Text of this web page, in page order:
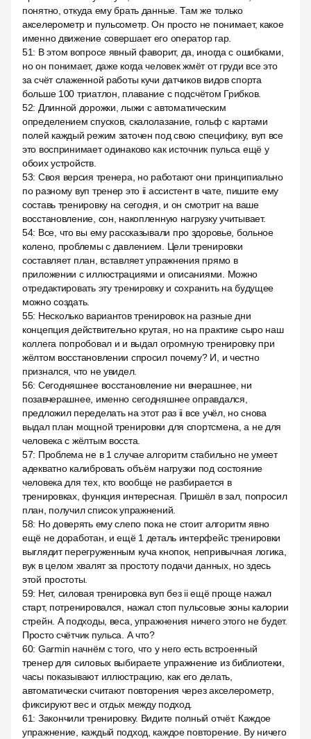
понятно, откуда ему брать данные. Там же только
акселерометр и пульсометр. Он просто не понимает, какое
именно движение совершает его оператор гар.
51: В этом вопросе явный фаворит, да, иногда с ошибками,
но он понимает, даже когда человек жмёт от груди все это
за счёт слаженной работы кучи датчиков видов спорта
больше 100 триатлон, плавание с подсчётом Грибков.
52: Длинной дорожки, лыжи с автоматическим
определением спусков, скалолазание, гольф с картами
полей каждый режим заточен под свою специфику, вуп все
это воспринимает одинаково как источник пульса ещё у
обоих устройств.
53: Своя версия тренера, но работают они принципиально
по разному вуп тренер это ii ассистент в чате, пишите ему
составь тренировку на сегодня, и он смотрит на ваше
восстановление, сон, накопленную нагрузку учитывает.
54: Все, что вы ему рассказывали про здоровье, больное
колено, проблемы с давлением. Цели тренировки
составляет план, вставляет упражнения прямо в
приложении с иллюстрациями и описаниями. Можно
отредактировать эту тренировку и сохранить на будущее
можно создать.
55: Несколько вариантов тренировок на разные дни
концепция действительно крутая, но на практике сыро наш
коллега попробовал и и выдал огромную тренировку при
жёлтом восстановлении спросил почему? И, и честно
признался, что не увидел.
56: Сегодняшнее восстановление ни вчерашнее, ни
позавчерашнее, именно сегодняшнее оправдался,
предложил переделать на этот раз ii все учёл, но снова
выдал план мощной тренировки для спортсмена, а не для
человека с жёлтым восста.
57: Проблема не в 1 случае алгоритм стабильно не умеет
адекватно калибровать объём нагрузки под состояние
человека для тех, кто вообще не разбирается в
тренировках, функция интересная. Пришёл в зал, попросил
план, получил список упражнений.
58: Но доверять ему слепо пока не стоит алгоритм явно
ещё не доработан, и ещё 1 деталь интерфейс тренировки
выглядит перегруженным куча кнопок, непривычная логика,
вук в целом хвалят за простоту подачи данных, но здесь
этой простоты.
59: Нет, силовая тренировка вуп без ii ещё проще нажал
старт, потренировался, нажал стоп пульсовые зоны калории
стрейн. А подходы, веса, упражнения ничего этого не будет.
Просто счётчик пульса. А что?
60: Garmin начнём с того, что у него есть встроенный
тренер для силовых выбираете упражнение из библиотеки,
часы показывают иллюстрацию, как его делать,
автоматически считают повторения через акселерометр,
фиксируют вес и отдых между подход.
61: Закончили тренировку. Видите полный отчёт. Каждое
упражнение, каждый подход, каждое повторение. Ву ничего